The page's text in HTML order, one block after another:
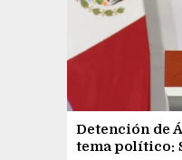
Detención de
tema político: